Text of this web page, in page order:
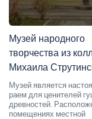
Музей народного
творчества из
Михаила
Музей является
раем для ценителей
древностей.
помещениях местной